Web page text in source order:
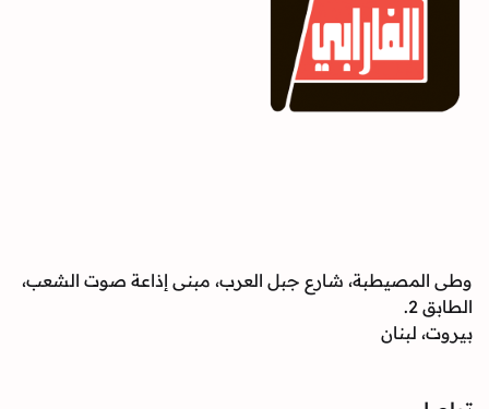
وطى المصيطبة، شارع جبل العرب، مبنى إذاعة صوت الشعب،
الطابق 2.
بيروت، لبنان